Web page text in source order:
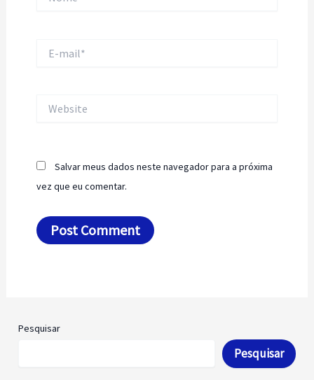
mail*
Salvar meus dados neste navegador para a próxima
vez que eu comentar.
Pesquisar
Pesquisar